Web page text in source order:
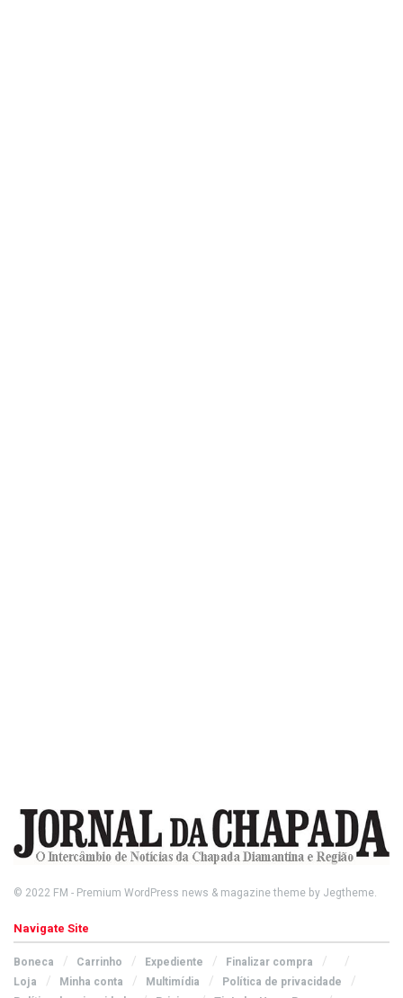
© 2022 FM - Premium WordPress news & magazine theme by Jegtheme.
Navigate Site
Boneca Carrinho Expediente
Finalizar compra
Loja
Minha conta Multimídia
Política de privacidade